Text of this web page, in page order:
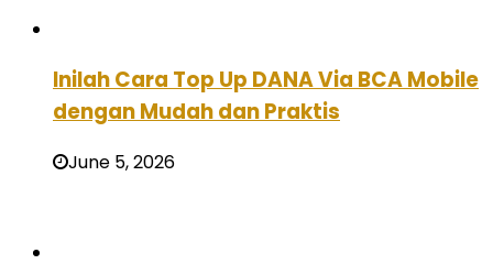
Inilah Cara Top Up DANA Via BCA Mobile
dengan Mudah dan Praktis
June 5, 2026